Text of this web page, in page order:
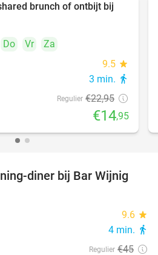
35%
brunch of ontbijt bij
Do Vr
Za
9.5 star
3 min. directions_walk
Regulier €22,95
€14,95
45%
diner bij Bar Wijnig
9.6 star
4 min. directions_walk
Regulier €45